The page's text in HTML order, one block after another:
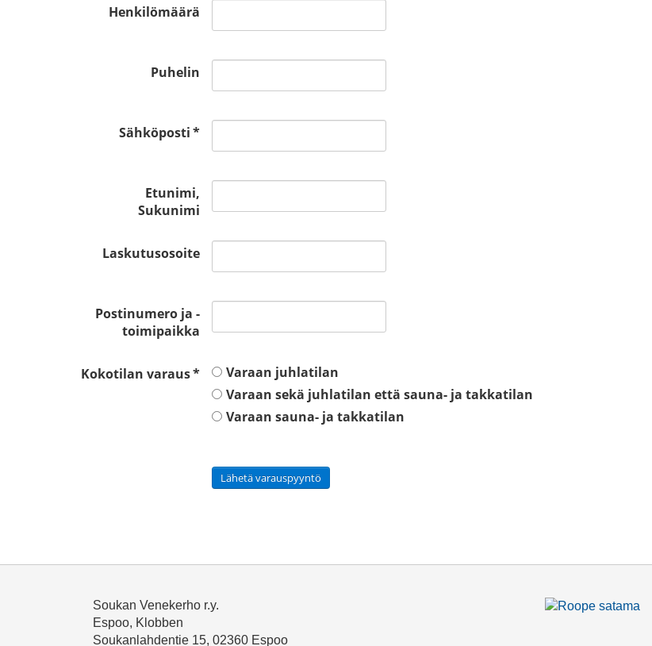
Henkilömäärä
Puhelin
Sähköposti*
Etunimi,
Sukunimi
Laskutusosoite
Postinumero ja -
toimipaikka
Kokotilan varaus*
Varaan juhlatilan
Varaan sekä juhlatilan että sauna- ja takkatilan
Varaan sauna- ja takkatilan
Lähetä varauspyyntö
Soukan Venekerho r.y.
Espoo, Klobben
Soukanlahdentie 15, 02360 Espoo